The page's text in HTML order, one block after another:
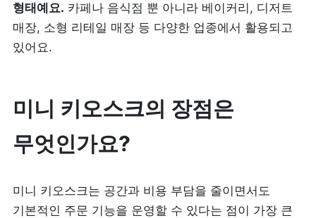
뷰티
피트니스
SDK·API 연동
추천 조합
사장님 스토리
형태예요. 카페나 음식점 뿐 아니라 베이커리, 디저트
매장, 소형 리테일 매장 등 다양한 업종에서 활용되고
있어요.
미니 키오스크의 장점은
무엇인가요?
미니 키오스크는 공간과 비용 부담을 줄이면서도
기본적인 주문 기능을 운영할 수 있다는 점이 가장 큰